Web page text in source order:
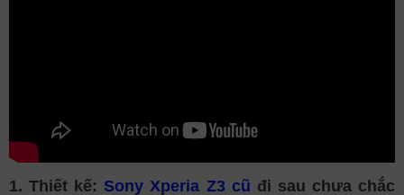
1. Thiết kế: Sony Xperia Z3 cũ đi sau chưa chắc